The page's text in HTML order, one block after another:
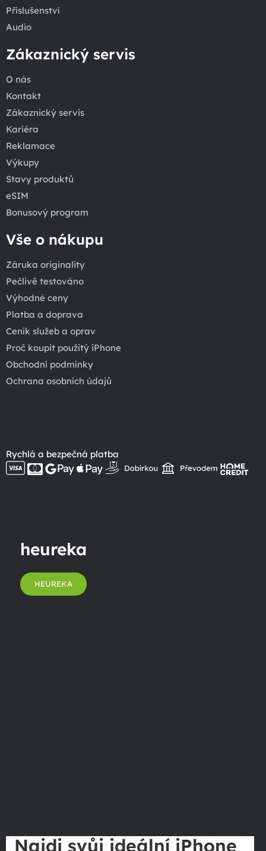
Příslušenství
Audio
Zákaznický servis
O nás
Kontakt
Zákaznický servis
Kariéra
Reklamace
Výkupy
Stavy produktů
eSIM
Bonusový program
Vše o nákupu
Záruka originality
Pečlivě testováno
Výhodné ceny
Platba a doprava
Ceník služeb a oprav
Proč koupit použitý iPhone
Obchodní podmínky
Ochrana osobních údajů
Rychlá a bezpečná platba
heureka
HEUREKA
Najdi svůj ideální iPhone